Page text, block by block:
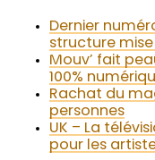
Dernier
structure
Mouv’ fait
100%
Rachat du
personnes
UK – La
pour les